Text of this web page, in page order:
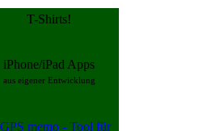
T-Shirts!
iPhone/iPad Apps
aus eigener Entwicklung